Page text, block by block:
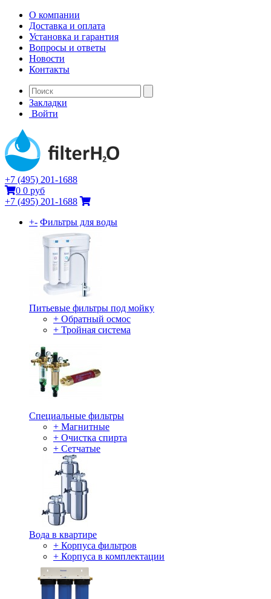
О компании
Доставка и оплата
Установка и гарантия
Вопросы и ответы
Новости
Контакты
Закладки
Войти
+7 (495) 201-1688
0 0 руб
+7 (495) 201-1688
+- Фильтры для воды
Питьевые фильтры под мойку
+ Обратный осмос
+ Тройная система
Специальные фильтры
+ Магнитные
+ Очистка спирта
+ Сетчатые
Вода в квартире
+ Корпуса фильтров
+ Корпуса в комплектации